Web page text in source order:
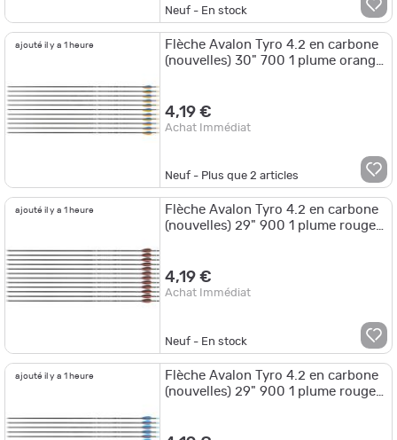
Neuf - En stock
ajouté il y a 1 heure
Flèche Avalon Tyro 4.2 en carbone
(nouvelles) 30" 700 1 plume orange
4,19 €
Achat Immédiat
Neuf - Plus que2 articles
ajouté il y a 1 heure
Flèche Avalon Tyro 4.2 en carbone
(nouvelles) 29" 900 1 plume rouge
4,19 €
Achat Immédiat
Neuf - En stock
ajouté il y a 1 heure
Flèche Avalon Tyro 4.2 en carbone
(nouvelles) 29" 900 1 plume rouge